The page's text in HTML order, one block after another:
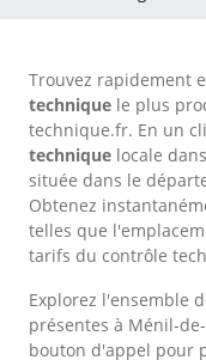
Trouvez rapidement
technique le plus
technique.fr. En un
technique locale
située dans le
Obtenez
telles que
tarifs du contrôle
Explorez l'ensemble
présentes à Ménil-
bouton d'appel pour